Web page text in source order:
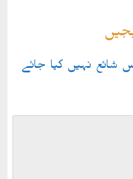
شائع نہیں کیا جائے